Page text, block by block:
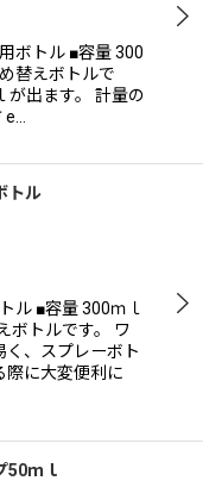
ボトル ■容量 300
替えボトルで
が出ます。 計量の
トル
ル ■容量 300ｍｌ
ボトルです。 ワ
く、スプレーボト
際に大変便利に
50ｍｌ